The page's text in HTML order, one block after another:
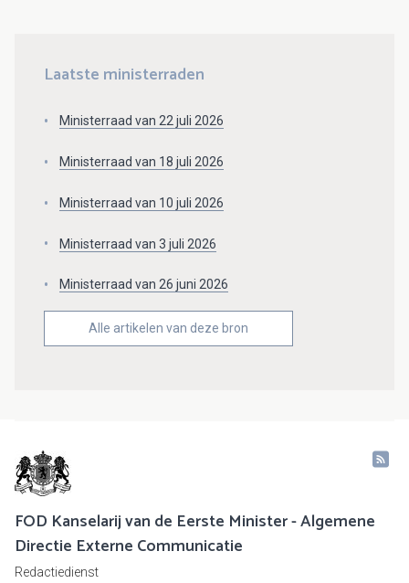
Laatste ministerraden
Ministerraad van 22 juli 2026
Ministerraad van 18 juli 2026
Ministerraad van 10 juli 2026
Ministerraad van 3 juli 2026
Ministerraad van 26 juni 2026
Alle artikelen van deze bron
FOD Kanselarij van de Eerste Minister - Algemene
Directie Externe Communicatie
Redactiedienst